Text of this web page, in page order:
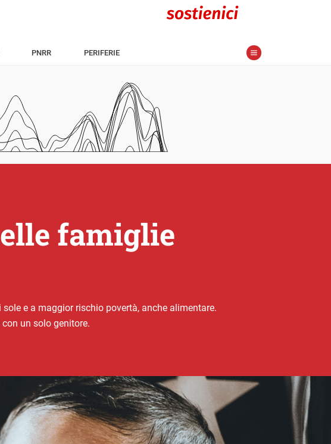
PNRR PERIFERIE
famiglie
e a maggior rischio povertà, anche alimentare.
un solo genitore.